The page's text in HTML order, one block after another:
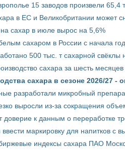
15 заводов произвели 65,4
в ЕС и Великобритании может
сахар в июле вырос на 5,6%
сахаром в России с начала
500 тыс. т сахарной свёклы
сахара за шесть месяцев
сахара в сезоне 2026/27 -
разработали микробный
выросли из-за сокращения
к данным о переработке
маркировку для напитков с
индексы сахара ПАО